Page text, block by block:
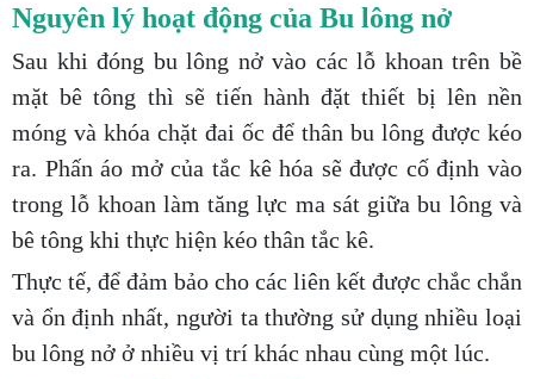
Nguyên lý hoạt động của Bu lông nở
Sau khi đóng bu lông nở vào các lỗ khoan trên bề
mặt bê tông thì sẽ tiến hành đặt thiết bị lên nền
móng và khóa chặt đai ốc để thân bu lông được kéo
ra. Phấn áo mở của tắc kê hóa sẽ được cố định vào
trong lỗ khoan làm tăng lực ma sát giữa bu lông và
bê tông khi thực hiện kéo thân tắc kê.
Thực tế, để đảm bảo cho các liên kết được chắc chắn
và ổn định nhất, người ta thường sử dụng nhiều loại
bu lông nở ở nhiều vị trí khác nhau cùng một lúc.